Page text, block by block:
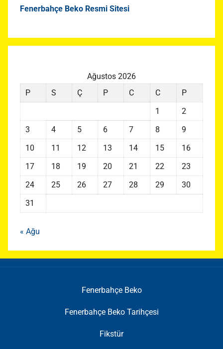
Fenerbahçe Beko Resmi Sitesi
Ağustos 2026
P
S Ç P C C
P
1
2
3
4 5 6 7 8
9
10
11 12 13 14 15
16
17
18 19 20 21 22
23
24
25 26 27 28 29
30
31
« Ağu
Fenerbahçe Beko
Fenerbahçe Beko Tarihçesi
Fikstür